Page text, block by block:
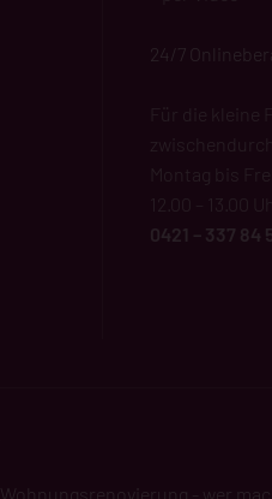
24/7
Für die kleine
zwischendurch
Montag bis
0421 – 337 84
Wohnungsrenovierung - wer